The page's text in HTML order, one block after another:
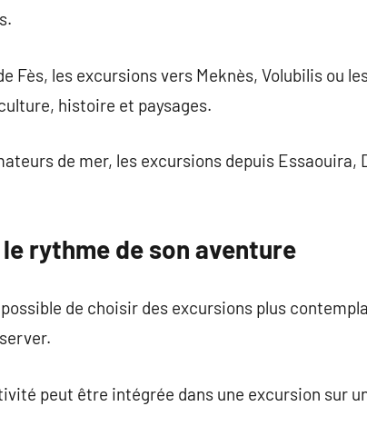
Fès, les excursions vers Meknès, Volubilis ou
histoire et paysages.
de mer, les excursions depuis
rythme de son aventure
de choisir des excursions plus
peut être intégrée dans une excursion sur